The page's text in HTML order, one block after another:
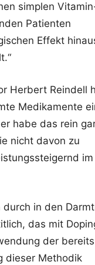
simplen
Patienten
Effekt
Herbert Reindell
Medikamente
habe das rein
nicht davon zu
im
durch in den
das mit
der bereits
dieser Methodik